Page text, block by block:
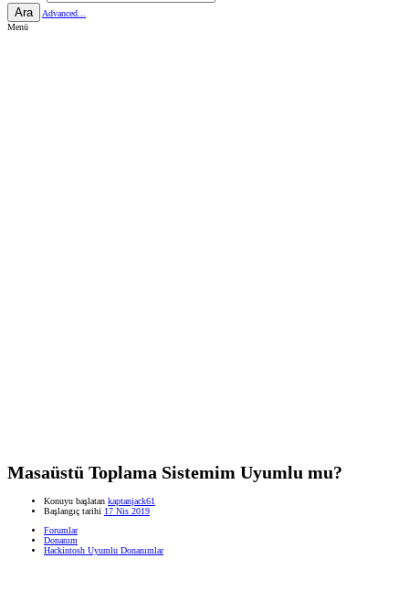
Ara
Advanced...
Menü
Masaüstü Toplama Sistemim Uyumlu mu?
Konuyu başlatan kaptanjack61
Başlangıç tarihi 17 Nis 2019
Forumlar
Donanım
Hackintosh Uyumlu Donanımlar